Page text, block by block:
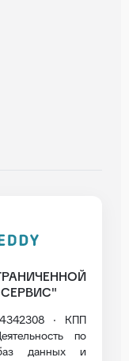
· КПП
по
данных и